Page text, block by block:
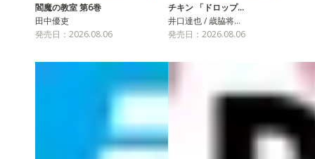
閻魔の教室 第6巻
田中優吏
発売日：2026.08.06
チキン 「ドロップ…
井口達也 / 歳脇将…
発売日：2026.08.06